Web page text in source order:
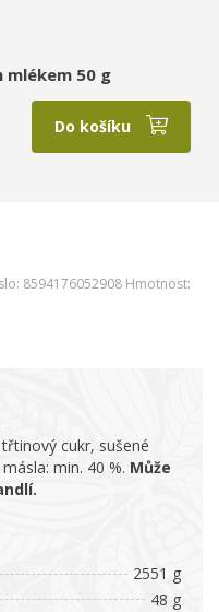
mlékem 50 g
Do košíku
8594176052908 Hmotnost:
třtinový cukr, sušené
min. 40 %. Může
2551 g
48 g